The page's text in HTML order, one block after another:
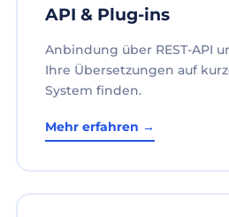
API & Plug-ins
Anbindung über REST-API
Ihre Übersetzungen auf
System finden.
Mehr erfahren →